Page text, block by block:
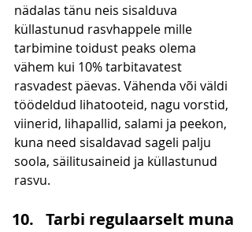
nädalas tänu neis sisalduva
küllastunud rasvhappele mille
tarbimine toidust peaks olema
vähem kui 10% tarbitavatest
rasvadest päevas. Vähenda või väldi
töödeldud lihatooteid, nagu vorstid,
viinerid, lihapallid, salami ja peekon,
kuna need sisaldavad sageli palju
soola, säilitusaineid ja küllastunud
rasvu.
Tarbi regulaarselt muna